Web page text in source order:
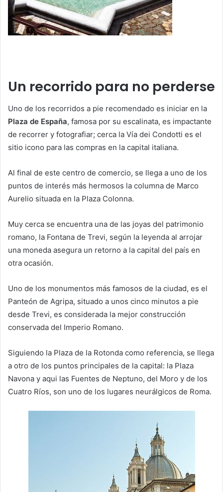
Un recorrido para no perderse
Uno de los recorridos a pie recomendado es iniciar en la
Plaza de España, famosa por su escalinata, es impactante
de recorrer y fotografiar; cerca la Vía dei Condotti es el
sitio icono para las compras en la capital italiana.
Al final de este centro de comercio, se llega a uno de los
puntos de interés más hermosos la columna de Marco
Aurelio situada en la Plaza Colonna.
Muy cerca se encuentra una de las joyas del patrimonio
romano, la Fontana de Trevi, según la leyenda al arrojar
una moneda asegura un retorno a la capital del país en
otra ocasión.
Uno de los monumentos más famosos de la ciudad, es el
Panteón de Agripa, situado a unos cinco minutos a pie
desde Trevi, es considerada la mejor construcción
conservada del Imperio Romano.
Siguiendo la Plaza de la Rotonda como referencia, se llega
a otro de los puntos principales de la capital: la Plaza
Navona y aqui las Fuentes de Neptuno, del Moro y de los
Cuatro Ríos, son uno de los lugares neurálgicos de Roma.